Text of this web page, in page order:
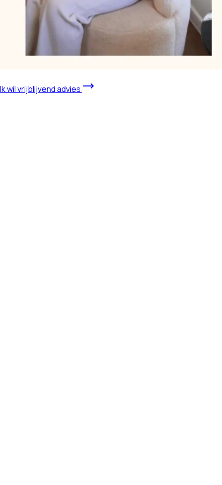
Ik wil vrijblijvend advies